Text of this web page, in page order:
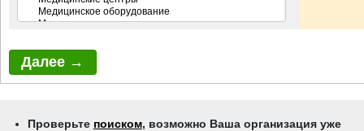
Проверьте поиском, возможно Ваша организация уже